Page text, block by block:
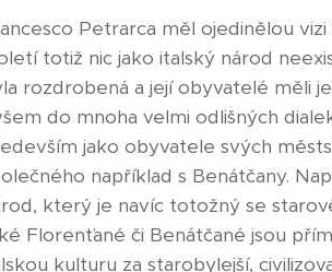
Petrarca měl ojedinělou
totiž nic jako italský národ
rozdrobená a její obyvatelé měli
do mnoha velmi odlišných
jako obyvatele svých
například s Benátčany.
který je navíc totožný se
Florenťané či Benátčané jsou
kulturu za starobylejší,